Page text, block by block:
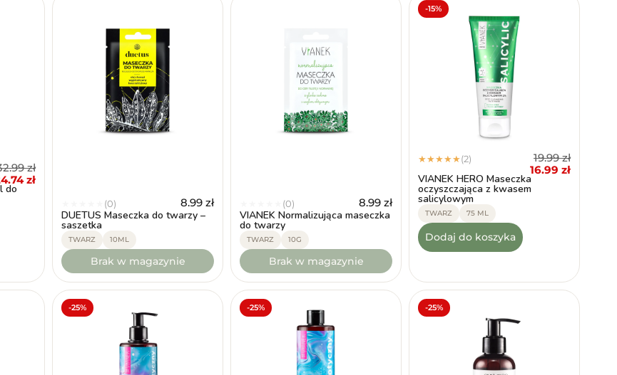
zł
zł
do
(0) 8.99 zł
DUETUS Maseczka do twarzy –
saszetka
TWARZ 10ML
Brak w magazynie
(0) 8.99 zł
VIANEK Normalizująca maseczka
do twarzy
TWARZ 10G
Brak w magazynie
-15%
★★★★★(2) 19.99zł
16.99 zł
VIANEK HERO Maseczka
oczyszczająca z kwasem
salicylowym
TWARZ 75 ML
Dodaj do koszyka
-25% -25% -25%